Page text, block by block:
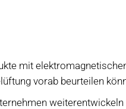
mit
vorab beurteilen